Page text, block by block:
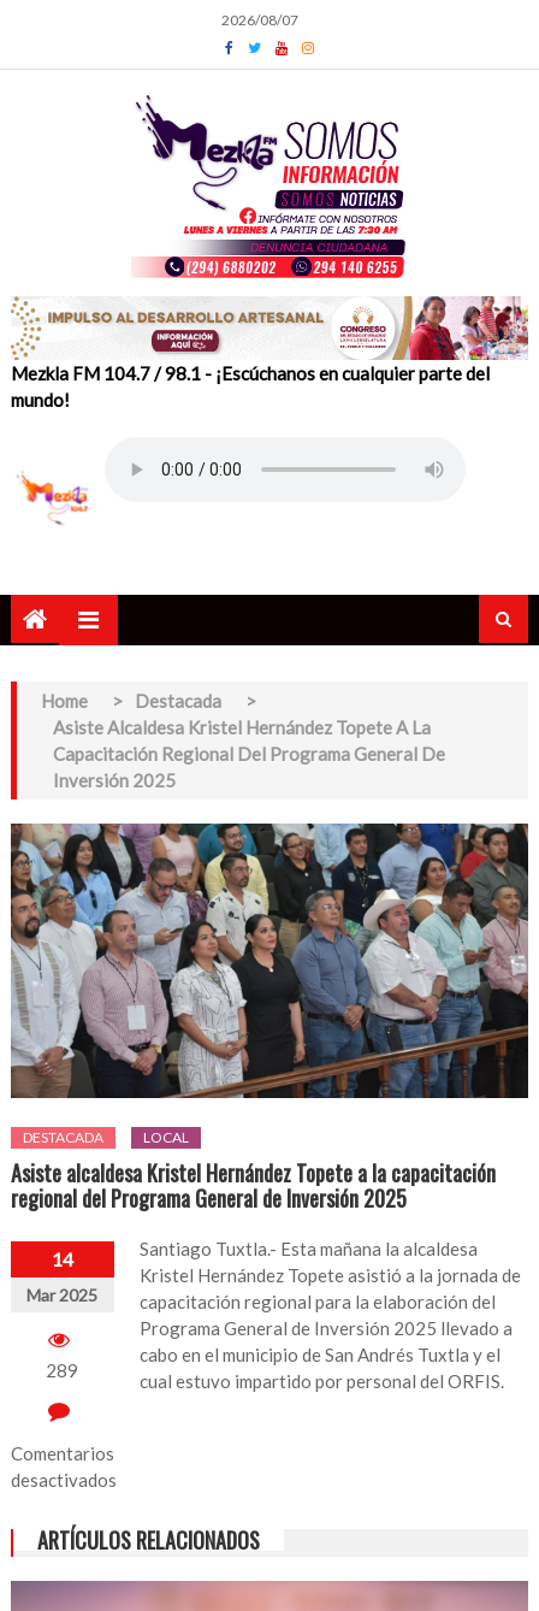
content
2026/08/07
Mezkla FM 104.7 / 98.1 - ¡Escúchanos en cualquier parte del
mundo!
Home > Destacada
>
Asiste Alcaldesa Kristel Hernández Topete A La
Capacitación Regional Del Programa General De
Inversión 2025
DESTACADA LOCAL
Asiste alcaldesa Kristel Hernández Topete a la capacitación
regional del Programa General de Inversión 2025
14
Mar 2025
289
Comentarios
desactivados
Asiste
Santiago Tuxtla.- Esta mañana la alcaldesa
Kristel Hernández Topete asistió a la jornada de
capacitación regional para la elaboración del
Programa General de Inversión 2025 llevado a
cabo en el municipio de San Andrés Tuxtla y el
cual estuvo impartido por personal del ORFIS.
ARTÍCULOS RELACIONADOS